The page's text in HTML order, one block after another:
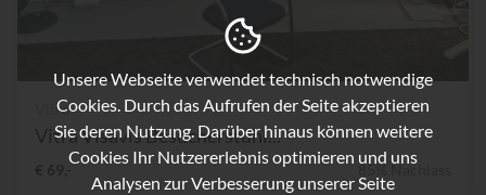
Vitra
Vitra Visavis Besucherstuhl...
85% Nachlass
Unsere Webseite verwendet technisch notwendige
Cookies. Durch das Aufrufen der Seite akzeptieren
Sie deren Nutzung. Darüber hinaus können weitere
Cookies Ihr Nutzererlebnis optimieren und uns
Analysen zur Verbesserung unserer Seite